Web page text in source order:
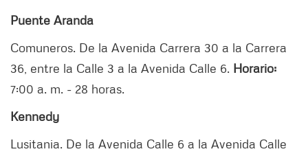
Puente Aranda
Comuneros. De la Avenida Carrera 30 a la Carrera
36, entre la Calle 3 a la Avenida Calle 6. Horario:
7:00 a. m. - 28 horas.
Kennedy
Lusitania. De la Avenida Calle 6 a la Avenida Calle